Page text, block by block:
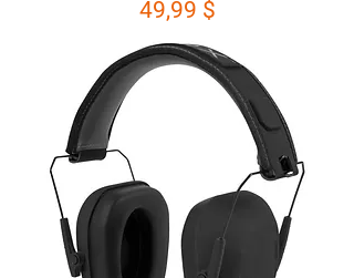
Prix
49,99 $